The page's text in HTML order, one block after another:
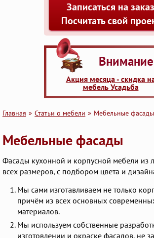
Записаться на заказ
Посчитать свой
Акция месяца - скидка
мебель Усадьба
Главная Статьи о мебели Мебельные фасады
Мебельные фасады
Фасады кухонной и корпусной мебели из
всех размеров, с подбором цвета и
Мы сами изготавливаем не только
причём из всех основных
материалов.
Мы используем собственные
изготовлении и окраске фасадов, не